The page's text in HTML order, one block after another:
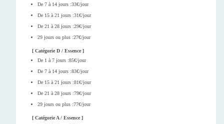
De 7 à 14 jours :33€/jour
De 15 à 21 jours :31€/jour
De 21 à 28 jours :29€/jour
29 jours ou plus :27€/jour
[ Catégorie D / Essence ]
De 1 à 7 jours :85€/jour
De 7 à 14 jours :83€/jour
De 15 à 21 jours :81€/jour
De 21 à 28 jours :79€/jour
29 jours ou plus :77€/jour
[ Catégorie A / Essence ]